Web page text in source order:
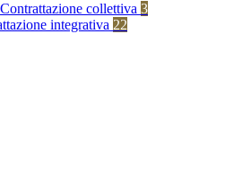
Contrattazione collettiva 3
integrativa 22